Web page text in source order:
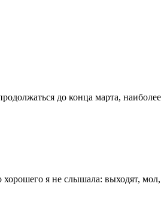
до конца марта,
я не слышала: выходят,